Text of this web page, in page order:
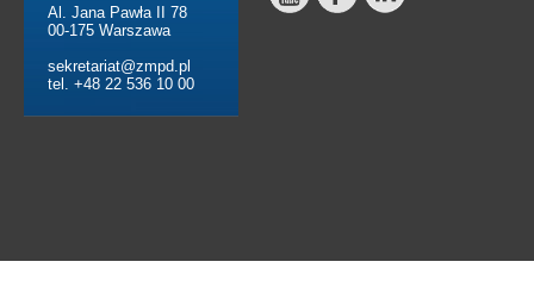
Al. Jana Pawła II 78
00-175 Warszawa
sekretariat@zmpd.pl
tel. +48 22 536 10 00